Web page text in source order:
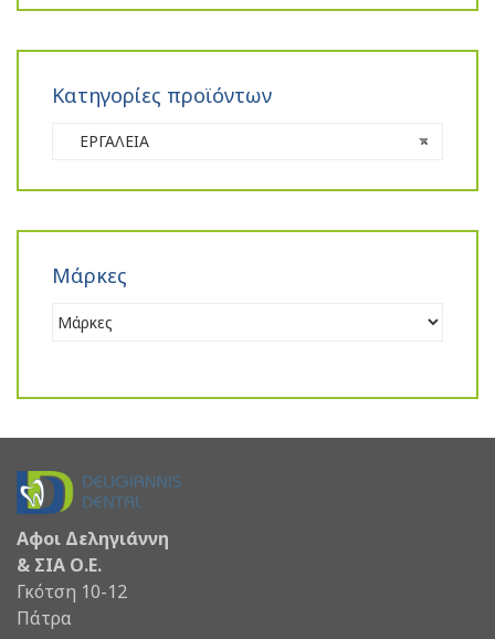
Κατηγορίες προϊόντων
×
ΕΡΓΑΛΕΙΑ
Μάρκες
Αφοι Δεληγιάννη
& ΣΙΑ Ο.Ε.
Γκότση 10-12
Πάτρα